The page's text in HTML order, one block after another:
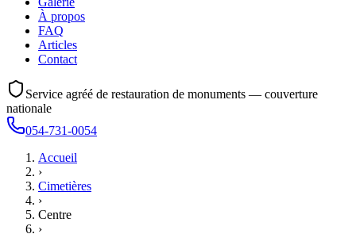
À propos
FAQ
Articles
Contact
Service agréé de restauration de monuments — couverture
nationale
054-731-0054
Accueil
›
Cimetières
›
Centre
›